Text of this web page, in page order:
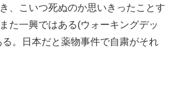
、こいつ死ぬのか思いきったことす
た一興ではある(ウォーキングデッ
。日本だと薬物事件で自粛がそれ